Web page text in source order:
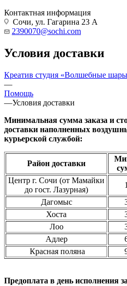
Контактная информация
Сочи, ул. Гагарина 23 А
2390070@sochi.com
Условия доставки
Креатив студия «Волшебные
—
Помощь
—Условия доставки
Минимальная сумма заказа и
доставки наполненных
курьерской службой:
Район доставки
Центр г. Сочи (от Мамайки
до гост. Лазурная)
Дагомыс
Хоста
Лоо
Адлер
Красная поляна
Предоплата в день исполнения